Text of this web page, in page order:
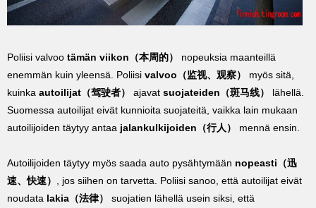
Poliisi valvoo tämän viikon （本周的）
nopeuksia maanteillä
enemmän kuin yleensä. Poliisi valvoo （监视、观察）
myös sitä,
kuinka autoilijat （驾驶者） ajavat suojateiden （斑马线）
lähellä.
Suomessa autoilijat eivät kunnioita suojateitä, vaikka lain mukaan
autoilijoiden täytyy antaa jalankulkijoiden （行人） mennä ensin.
Autoilijoiden täytyy myös saada auto pysähtymään nopeasti （迅
速、快速）
, jos siihen on tarvetta. Poliisi sanoo, että autoilijat eivät
noudata lakia （法律） suojatien lähellä usein siksi, että